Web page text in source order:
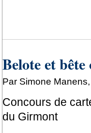
Belote et
Par Simone
Concours de
du Girmont